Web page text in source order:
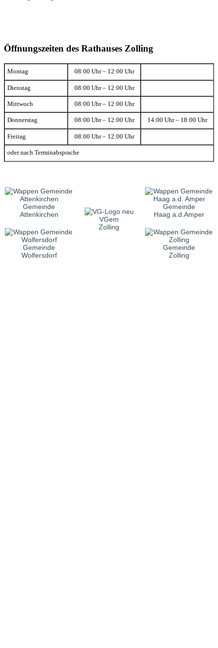
Öffnungszeiten des Rathauses Zolling
Montag 08:00 Uhr – 12:00 Uhr
Dienstag 08:00 Uhr – 12:00 Uhr
Mittwoch 08:00 Uhr – 12:00 Uhr
Donnerstag 08:00 Uhr – 12:00 Uhr 14:00 Uhr – 18:00 Uhr
Freitag 08:00 Uhr – 12:00 Uhr
oder nach Terminabsprache
Gemeinde
Attenkirchen
VGem
Zolling
Gemeinde
Haag a.d.Amper
Gemeinde
Wolfersdorf
Gemeinde
Zolling